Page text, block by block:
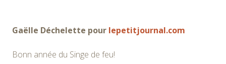
Gaëlle Déchelette pour lepetitjournal.com
Bonn année du Singe de feu!